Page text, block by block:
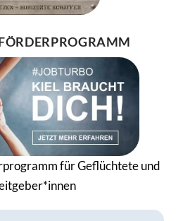
für Geflüchtete und